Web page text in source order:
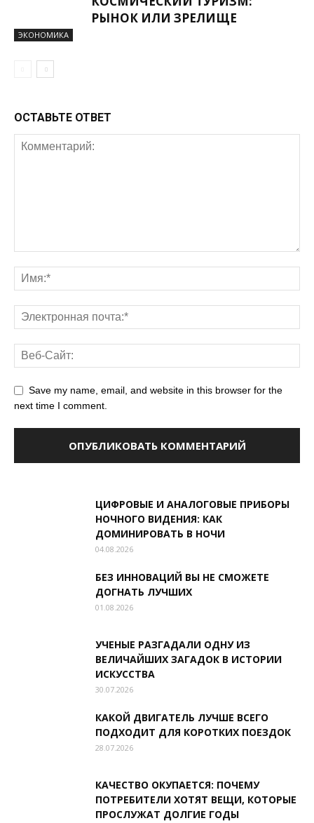
ЭКОНОМИКА
РЫНОК ИЛИ ЗРЕЛИЩЕ
ОСТАВЬТЕ ОТВЕТ
Save my name, email, and website in this browser for the
next time I comment.
ЦИФРОВЫЕ И АНАЛОГОВЫЕ ПРИБОРЫ
НОЧНОГО ВИДЕНИЯ: КАК
ДОМИНИРОВАТЬ В НОЧИ
04.08.2026
БЕЗ ИННОВАЦИЙ ВЫ НЕ СМОЖЕТЕ
ДОГНАТЬ ЛУЧШИХ
01.08.2026
УЧЕНЫЕ РАЗГАДАЛИ ОДНУ ИЗ
ВЕЛИЧАЙШИХ ЗАГАДОК В ИСТОРИИ
ИСКУССТВА
30.07.2026
КАКОЙ ДВИГАТЕЛЬ ЛУЧШЕ ВСЕГО
ПОДХОДИТ ДЛЯ КОРОТКИХ ПОЕЗДОК
28.07.2026
КАЧЕСТВО ОКУПАЕТСЯ: ПОЧЕМУ
ПОТРЕБИТЕЛИ ХОТЯТ ВЕЩИ, КОТОРЫЕ
ПРОСЛУЖАТ ДОЛГИЕ ГОДЫ